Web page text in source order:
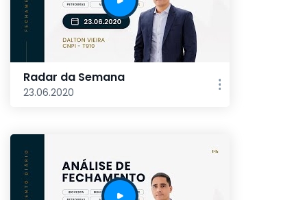
Radar da Semana
23.06.2020